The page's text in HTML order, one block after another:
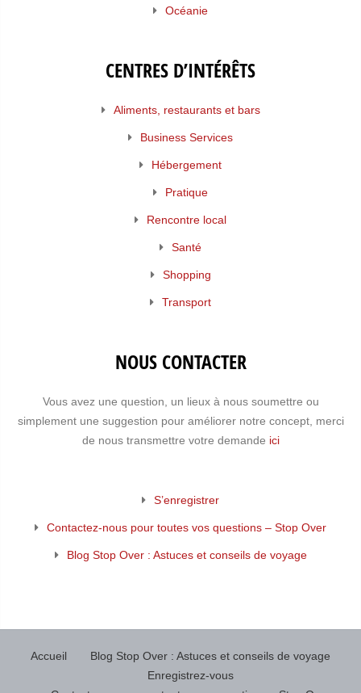
Océanie
CENTRES D’INTÉRÊTS
Aliments, restaurants et bars
Business Services
Hébergement
Pratique
Rencontre local
Santé
Shopping
Transport
NOUS CONTACTER
Vous avez une question, un lieux à nous soumettre ou
simplement une suggestion pour améliorer notre concept, merci
de nous transmettre votre demande ici
S’enregistrer
Contactez-nous pour toutes vos questions – Stop Over
Blog Stop Over : Astuces et conseils de voyage
Accueil
Blog Stop Over : Astuces et conseils de voyage
Enregistrez-vous